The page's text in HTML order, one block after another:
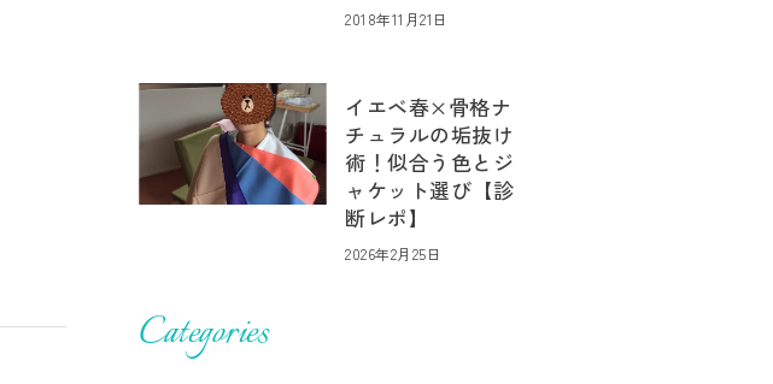
2018年11月21日
イエベ春×骨格ナ
チュラルの垢抜け
術！似合う色とジ
ャケット選び【診
断レポ】
2026年2月25日
Categories